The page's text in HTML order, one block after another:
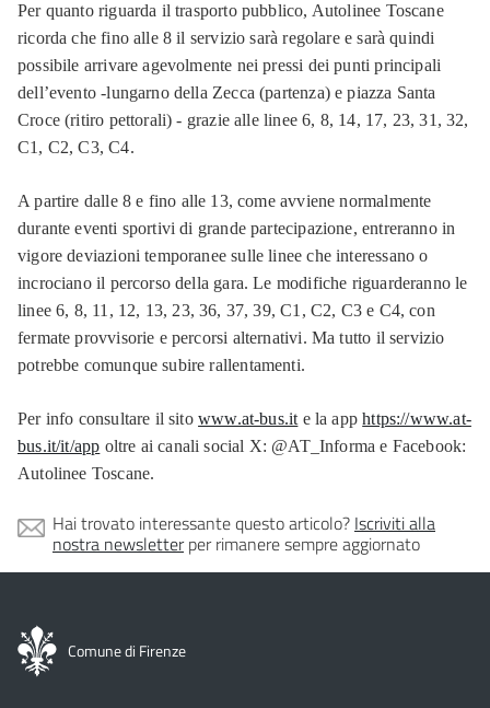
Per quanto riguarda il trasporto pubblico, Autolinee Toscane
ricorda che fino alle 8 il servizio sarà regolare e sarà quindi
possibile arrivare agevolmente nei pressi dei punti principali
dell’evento -lungarno della Zecca (partenza) e piazza Santa
Croce (ritiro pettorali) - grazie alle linee 6, 8, 14, 17, 23, 31, 32,
C1, C2, C3, C4.
A partire dalle 8 e fino alle 13, come avviene normalmente
durante eventi sportivi di grande partecipazione, entreranno in
vigore deviazioni temporanee sulle linee che interessano o
incrociano il percorso della gara. Le modifiche riguarderanno le
linee 6, 8, 11, 12, 13, 23, 36, 37, 39, C1, C2, C3 e C4, con
fermate provvisorie e percorsi alternativi. Ma tutto il servizio
potrebbe comunque subire rallentamenti.
Per info consultare il sitowww.at-bus.it e la apphttps://www.at-
bus.it/it/app oltre ai canali social X: @AT_Informa e Facebook:
Autolinee Toscane.
Hai trovato interessante questo articolo? Iscriviti alla
nostra newsletterper rimanere sempre aggiornato
Comune di Firenze